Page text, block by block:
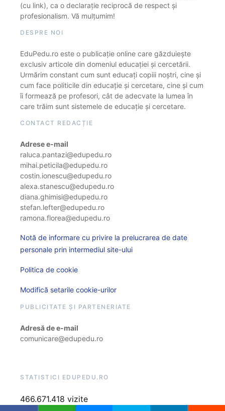
(cu link), ca o declarație reciprocă de respect și
profesionalism. Vă mulțumim!
DESPRE NOI
EduPedu.ro este o publicație online care găzduiește
exclusiv articole din domeniul educației și cercetării.
Urmărim constant cum sunt educați copiii noștri, cine și
cum face politicile din educație și cercetare, cine și cum
îi formează pe profesori, cât de adecvate la lumea în
care trăim sunt sistemele de educație și cercetare.
CONTACT REDACȚIE
Adrese e-mail
raluca.pantazi@edupedu.ro
mihai.peticila@edupedu.ro
costin.ionescu@edupedu.ro
alexa.stanescu@edupedu.ro
diana.ghimisi@edupedu.ro
stefan.lefter@edupedu.ro
ramona.florea@edupedu.ro
Notă de informare cu privire la prelucrarea de date
personale prin intermediul site-ului
Politica de cookie
Modifică setarile cookie-urilor
PUBLICITATE ȘI PARTENERIATE
Adresă de e-mail
comunicare@edupedu.ro
STATISTICI EDUPEDU.RO
466.671.418 vizite